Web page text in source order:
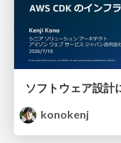
konokenj